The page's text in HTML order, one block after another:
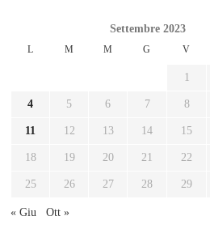
Settembre 2023
L M M G V
1
4 5 6 7 8
11 12 13 14 15
18 19 20 21 22
25 26 27 28 29
« Giu Ott »